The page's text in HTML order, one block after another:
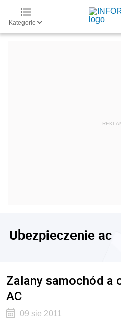
Kategorie
Ubezpieczenie ac
Zalany samochód a
AC
09 sie 2011